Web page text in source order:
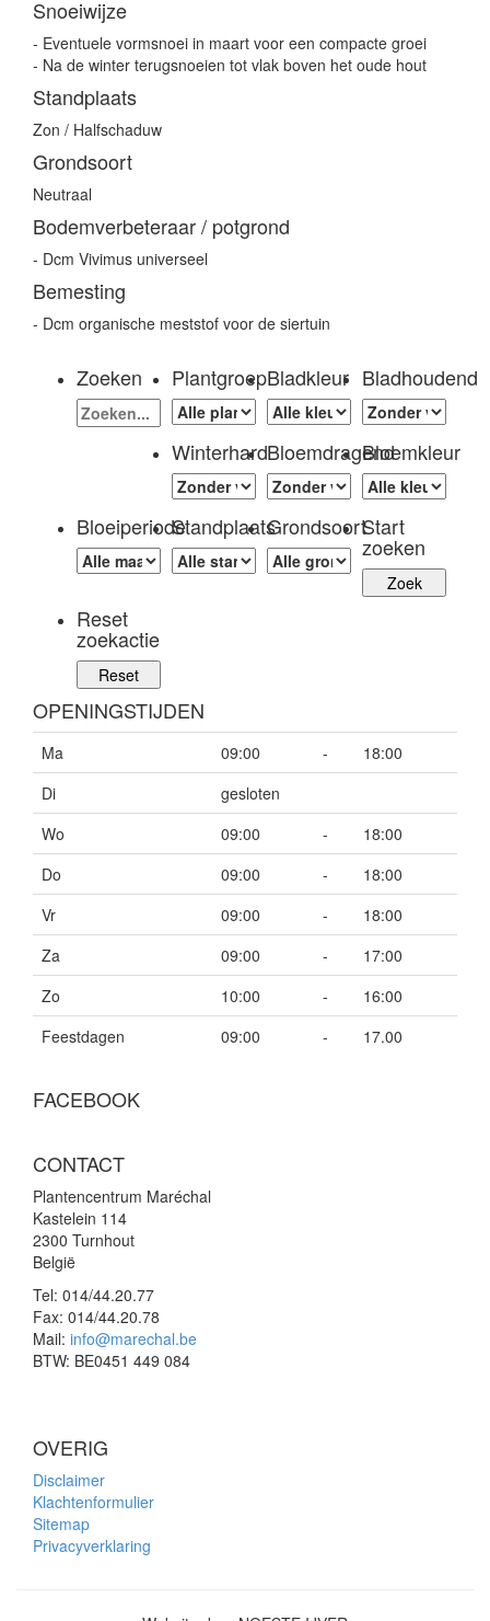
Snoeiwijze
- Eventuele vormsnoei in maart voor een compacte groei
- Na de winter terugsnoeien tot vlak boven het oude hout
Standplaats
Zon / Halfschaduw
Grondsoort
Neutraal
Bodemverbeteraar / potgrond
- Dcm Vivimus universeel
Bemesting
- Dcm organische meststof voor de siertuin
Zoeken PlantgroepBladkleur Bladhoudend
WinterhardBloemdragendBloemkleur
BloeiperiodeStandplaatsGrondsoortStart
zoeken
Reset
zoekactie
OPENINGSTIJDEN
Ma 09:00 -
18:00
Di
gesloten
Wo
09:00 -
18:00
Do
09:00 -
18:00
Vr
09:00 -
18:00
Za
09:00 -
17:00
Zo
10:00 -
16:00
Feestdagen
09:00 - 17.00
FACEBOOK
CONTACT
Plantencentrum Maréchal
Kastelein 114
2300 Turnhout
België
Tel: 014/44.20.77
Fax: 014/44.20.78
Mail: info@marechal.be
BTW: BE0451 449 084
OVERIG
Disclaimer
Klachtenformulier
Sitemap
Privacyverklaring